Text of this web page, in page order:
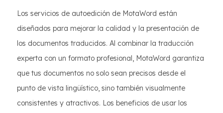
Los servicios de autoedición de MotaWord están
diseñados para mejorar la calidad y la presentación de
los documentos traducidos. Al combinar la traducción
experta con un formato profesional, MotaWord garantiza
que tus documentos no solo sean precisos desde el
punto de vista lingüístico, sino también visualmente
consistentes y atractivos. Los beneficios de usar los